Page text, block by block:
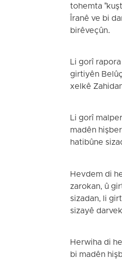
tohemta
Îranê ve bi
birêveçûn.
Li gorî
girtiyên
xelkê
Li gorî
madên
hatibûne
Hevdem di
zarokan, û
sizadan, li
sizayê
Herwiha di
bi madên